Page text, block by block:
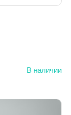
В наличии